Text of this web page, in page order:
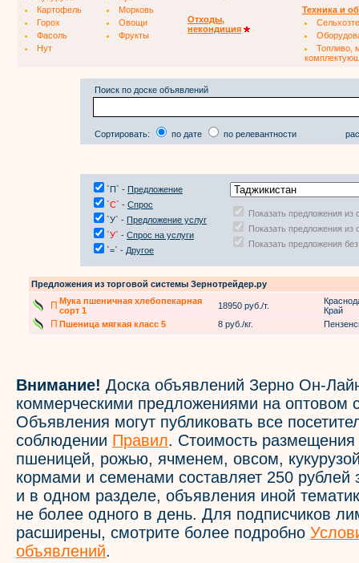
Картофель
Морковь
Горох
Овощи
Фасоль
Фрукты
Нут
Отходы,
некондиция
Техника и
Топливо,
Поиск по доске объявлений
Сортировать: по дате по релевантности
`П` - Предложение
`С` - Спрос
`У` - Предложение услуг
`У` - Спрос на услуги
`=` - Другое
Показать предложения из
Показать предложения из
Показать предложения
Предложения из торговой системы Зернотрейдер.ру
П Мука пшеничная хлебопекарная
сорт 1
18950 руб./т.
Край
П Пшеница мягкая класс 5 8 руб./кг.
Внимание! Доска объявлений Зерно Он-
коммерческими предложениями на оптовом
Объявления могут публиковать все
соблюдении Правил. Стоимость
пшеницей, рожью, ячменем, овсом,
кормами и семенами составляет 250 рублей
и в одном разделе, объявления иной
не более одного в день. Для подписчиков
расширены, смотрите более подробно
объявлений.